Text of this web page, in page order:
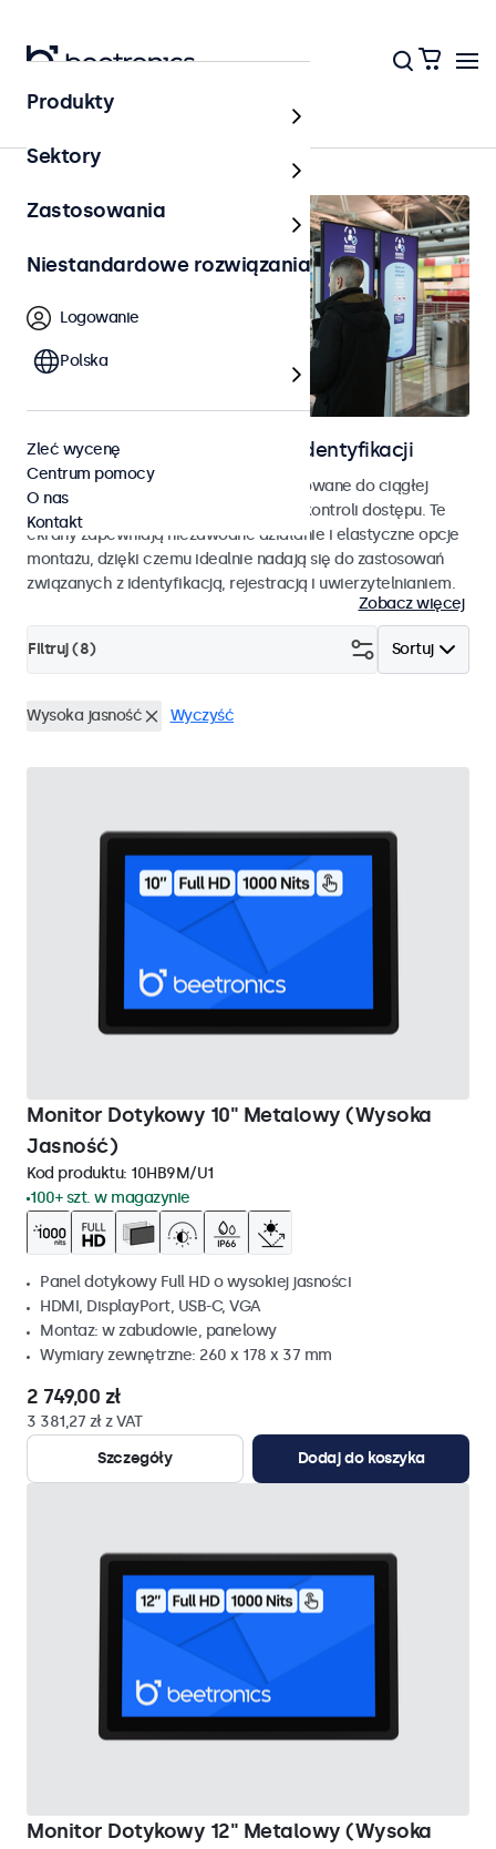
Strona główna
Ekrany do kontroli dostępu i identyfikacji
Monitory i ekrany dotykowe zaprojektowane do ciągłej
pracy i płynnej integracji z systemami kontroli dostępu. Te
ekrany zapewniają niezawodne działanie i elastyczne opcje
montażu, dzięki czemu idealnie nadają się do zastosowań
związanych z identyfikacją, rejestracją i uwierzytelnianiem.
Zobacz więcej
Sortuj
Filtruj (8)
Wysoka jasność Wyczyść
Monitor Dotykowy 10" Metalowy (Wysoka
Jasność)
Kod produktu: 10HB9M/U1
100+ szt. w magazynie
Panel dotykowy Full HD o wysokiej jasności
HDMI, DisplayPort, USB-C, VGA
Montaz: w zabudowie, panelowy
Wymiary zewnętrzne: 260 x 178 x 37 mm
2 749,00 zł
3 381,27 zł z VAT
Szczegóły
Dodaj do koszyka
Monitor Dotykowy 12" Metalowy (Wysoka
Produkty
Sektory
Zastosowania
Niestandardowe rozwiązania
Logowanie
Polska
Zleć wycenę
Centrum pomocy
O nas
Kontakt